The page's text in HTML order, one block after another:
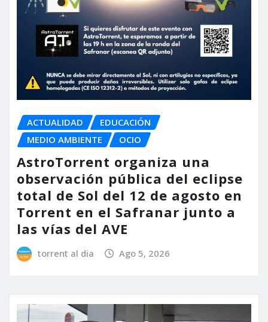
ACTUALIDAD
EDUCACIÓN
MEDIO AMBIENTE
OCIO
AstroTorrent organiza una
observación pública del eclipse
total de Sol del 12 de agosto en
Torrent en el Safranar junto a
las vías del AVE
torrent al dia Ago 5, 2026